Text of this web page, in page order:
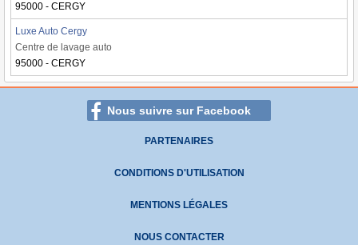
95000 - CERGY
Luxe Auto Cergy
Centre de lavage auto
95000 - CERGY
Nous suivre sur Facebook
PARTENAIRES
CONDITIONS D'UTILISATION
MENTIONS LÉGALES
NOUS CONTACTER